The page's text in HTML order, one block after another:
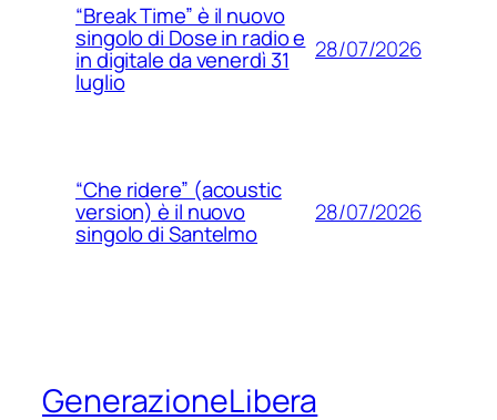
“Break Time” è il nuovo
singolo di Dose in radio e
in digitale da venerdì 31
luglio
28/07/2026
“Che ridere” (acoustic
version) è il nuovo
singolo di Santelmo
28/07/2026
GenerazioneLibera